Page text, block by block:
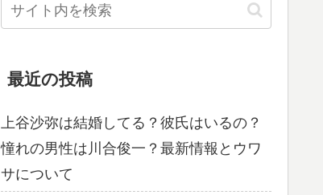
最近の投稿
上谷沙弥は結婚してる？彼氏はいるの？
憧れの男性は川合俊一？最新情報とウワ
サについて